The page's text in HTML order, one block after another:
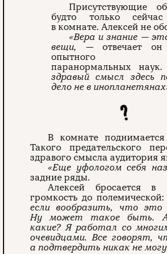
Присутствующие
будто только
в комнате. Алексей не
«Вера и знание —
вещи, — отвечает он
опытного
паранормальных
здравый смысл здесь
дело не в
В комнате
Такого предательского
здравого смысла аудитория
«Еще уфологом себя
задние ряды.
Алексей бросается
громкость до полемической:
если вообразить, что это
Ну может такое быть. А
какие? Я работал со
очевидцами. Все говорят,
а подтвердить никак не